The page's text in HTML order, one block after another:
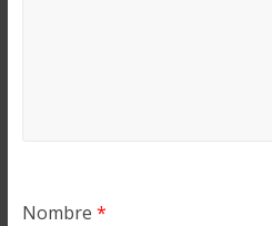
Nombre *